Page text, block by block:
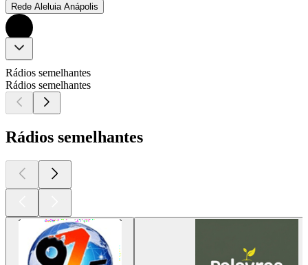
Rede Aleluia Anápolis
Rádios semelhantes
Rádios semelhantes
Rádios semelhantes